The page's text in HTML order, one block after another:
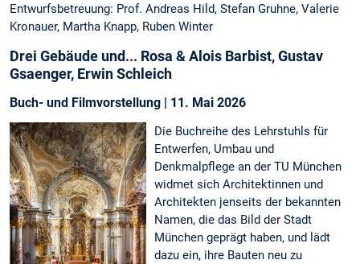
Entwurfsbetreuung: Prof. Andreas Hild, Stefan Gruhne, Valerie
Kronauer, Martha Knapp, Ruben Winter
Drei Gebäude und... Rosa & Alois Barbist, Gustav
Gsaenger, Erwin Schleich
Buch- und Filmvorstellung | 11. Mai 2026
Die Buchreihe des Lehrstuhls für
Entwerfen, Umbau und
Denkmalpflege an der TU München
widmet sich Architektinnen und
Architekten jenseits der bekannten
Namen, die das Bild der Stadt
München geprägt haben, und lädt
dazu ein, ihre Bauten neu zu